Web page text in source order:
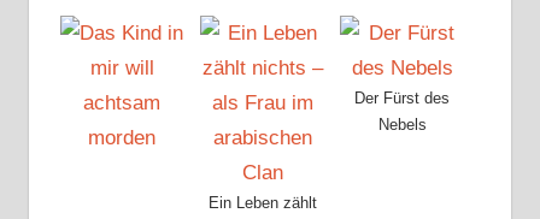
Ein Leben zählt
Der Fürst des
Nebels